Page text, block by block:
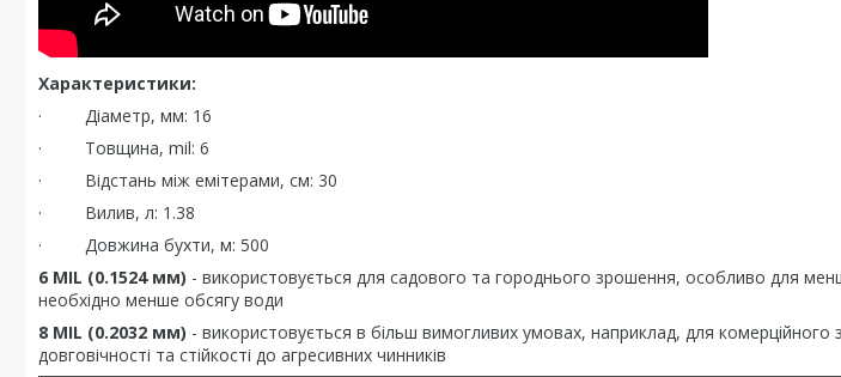
Характеристики:
· Діаметр, мм: 16
· Товщина, mil: 6
· Відстань між емітерами, см: 30
· Вилив, л: 1.38
· Довжина бухти, м: 500
6 MIL (0.1524 мм) - використовується для садового та городнього зрошення, особливо для
необхідно менше обсягу води
8 MIL (0.2032 мм) - використовується в більш вимогливих умовах, наприклад, для комерційного
довговічності та стійкості до агресивних чинників